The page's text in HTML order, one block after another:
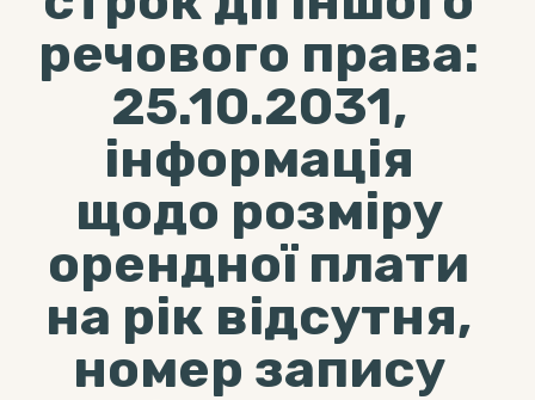
речового права:
25.10.2031,
інформація
щодо розміру
орендної плати
на рік відсутня,
номер запису